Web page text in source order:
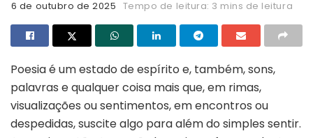
6 de outubro de 2025 Tempo de leitura: 3 mins de leitura
Poesia é um estado de espírito e, também, sons,
palavras e qualquer coisa mais que, em rimas,
visualizações ou sentimentos, em encontros ou
despedidas, suscite algo para além do simples sentir.